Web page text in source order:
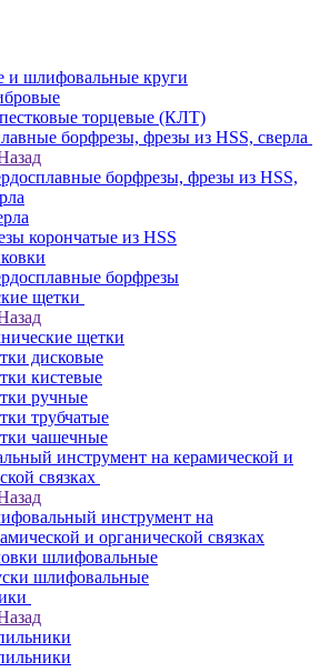
и шлифовальные круги
торцевые (КЛТ)
борфрезы, фрезы из HSS, сверла
борфрезы, фрезы из HSS,
корончатые из HSS
борфрезы
щетки
щетки
дисковые
кистевые
ручные
трубчатые
чашечные
инструмент на керамической и
связках
инструмент на
и органической связках
шлифовальные
шлифовальные